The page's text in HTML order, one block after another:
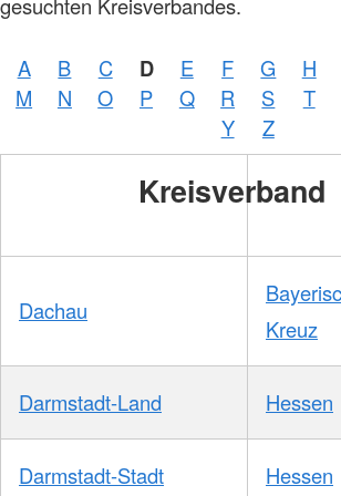
gesuchten Kreisverbandes.
A B C D E F G H
M
N O P Q R S T
Y
Z
Kreisverband
Dachau
Kreuz
Darmstadt-Land Hessen
Darmstadt-Stadt Hessen